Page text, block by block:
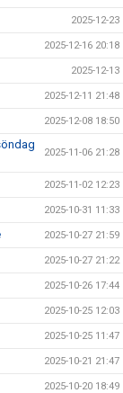
2025-12-23
2025-12-16 20:18
2025-12-13
2025-12-11 21:48
2025-12-08 18:50
2025-11-06 21:28
2025-11-02 12:23
2025-10-31 11:33
2025-10-27 21:59
2025-10-27 21:22
2025-10-26 17:44
2025-10-25 12:03
2025-10-25 11:47
2025-10-21 21:47
2025-10-20 18:49